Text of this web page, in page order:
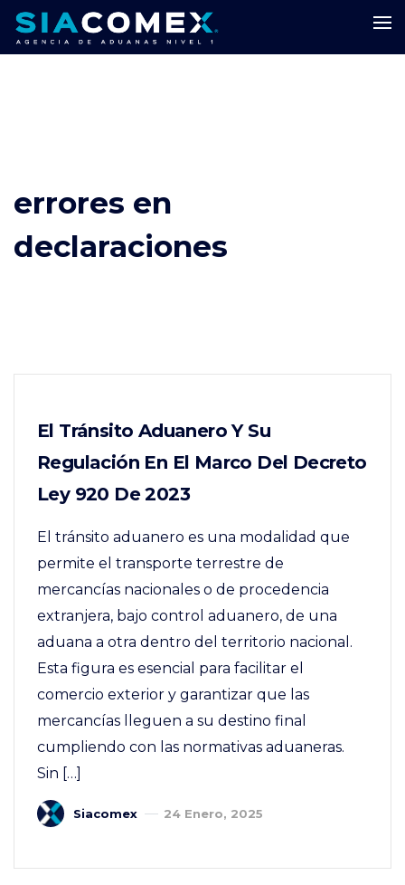
errores en
declaraciones
El Tránsito Aduanero Y Su
Regulación En El Marco Del Decreto
Ley 920 De 2023
El tránsito aduanero es una modalidad que
permite el transporte terrestre de
mercancías nacionales o de procedencia
extranjera, bajo control aduanero, de una
aduana a otra dentro del territorio nacional.
Esta figura es esencial para facilitar el
comercio exterior y garantizar que las
mercancías lleguen a su destino final
cumpliendo con las normativas aduaneras.
Sin […]
Siacomex 24 Enero, 2025